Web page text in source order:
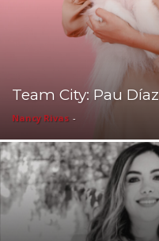
Team City: Pau Díaz
Nancy Rivas -